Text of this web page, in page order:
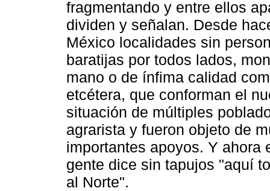
fragmentando y entre ellos
dividen y señalan. Desde
México localidades sin
baratijas por todos lados,
mano o de ínfima calidad
etcétera, que conforman el
situación de múltiples
agrarista y fueron objeto de
importantes apoyos. Y ahora
gente dice sin tapujos "aquí
al Norte".